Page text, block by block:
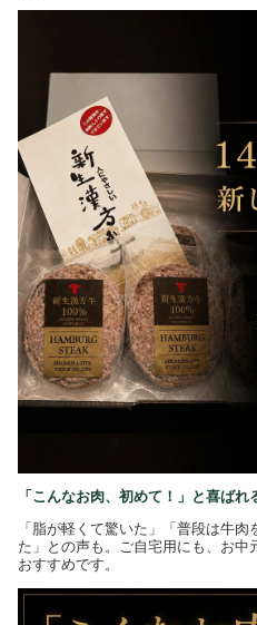
「こんなお肉、初めて！」と喜ばれ
「脂が軽くて驚いた」「普段は牛
た」との声も。ご自宅用にも、お中
おすすめです。